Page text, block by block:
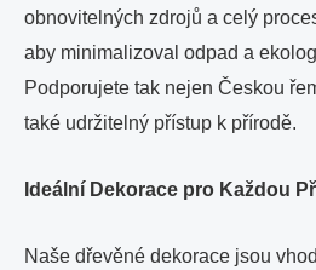
obnovitelných zdrojů a celý
aby minimalizoval odpad a
Podporujete tak nejen Českou
také udržitelný přístup k přírodě.
Ideální Dekorace pro Každou
Naše dřevěné dekorace jsou